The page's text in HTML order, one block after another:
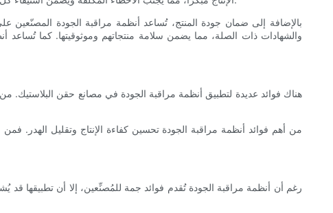
بالإضافة إلى ضمان جودة المنتج، تُساعد أنظمة مراقبة الجودة المصنّعين
والشهادات ذات الصلة، مما يضمن سلامة منتجاتهم وموثوقيتها. كما تُساعد
هناك فوائد عديدة لتطبيق أنظمة مراقبة الجودة في مصانع حقن البلاستيك.
من أهم فوائد أنظمة مراقبة الجودة تحسين كفاءة الإنتاج وتقليل الهدر.
رغم أن أنظمة مراقبة الجودة تُقدم فوائد جمة للمُصنِّعين، إلا أن تطبيقها قد